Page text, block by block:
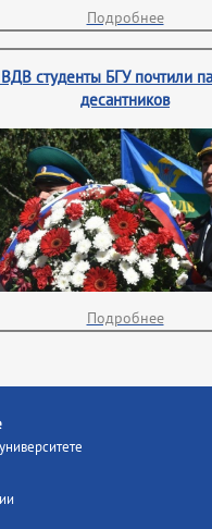
Подробнее
студенты БГУ почтили
десантников
Подробнее